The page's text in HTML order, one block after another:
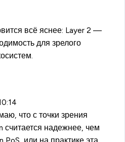
всё яснее: Layer 2 —
для зрелого
что с точки зрения
считается надежнее, чем
PoS, или на практике эта